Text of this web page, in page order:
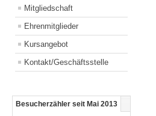
Mitgliedschaft
Ehrenmitglieder
Kursangebot
Kontakt/Geschäftsstelle
Besucherzähler seit Mai 2013